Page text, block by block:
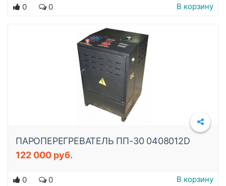
0 0 В корзину
ПАРОПЕРЕГРЕВАТЕЛЬ ПП-30 0408012D
122 000 руб.
0 0 В корзину